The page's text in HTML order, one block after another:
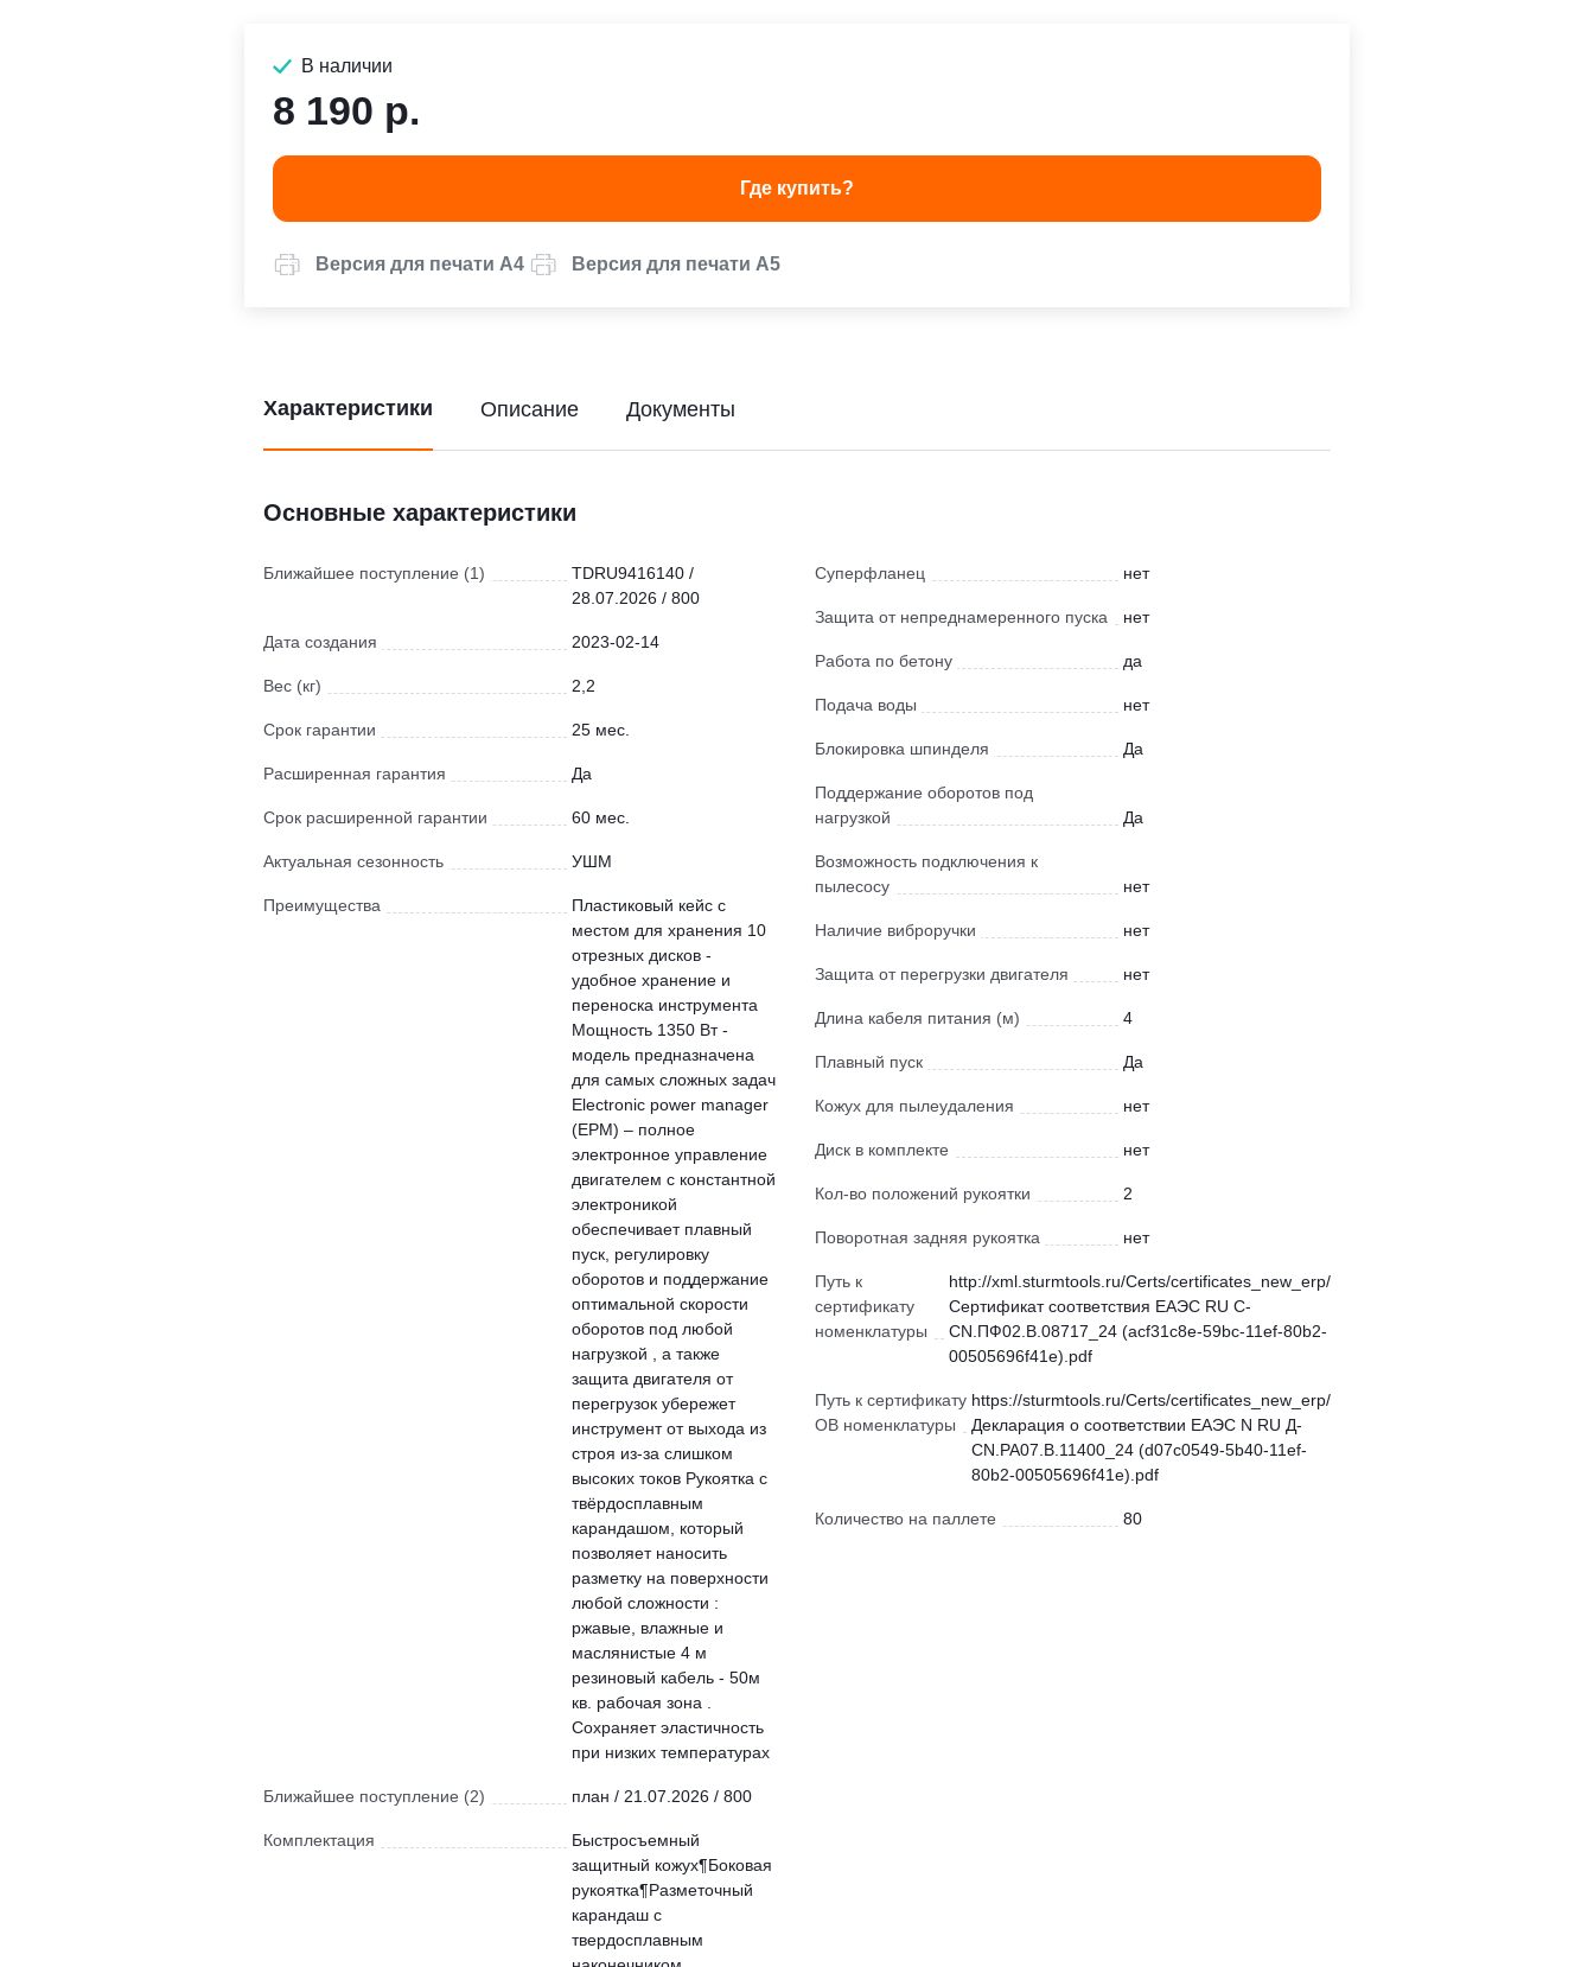
В наличии
8 190 р.
Где купить?
Версия для печати А4 Версия для печати А5
Характеристики
Основные характеристики
Ближайшее поступление (1)
TDRU9416140 /
28.07.2026 / 800
Дата создания 2023-02-14
Вес (кг) 2,2
Срок гарантии 25 мес.
Расширенная гарантия Да
Срок расширенной гарантии 60 мес.
Актуальная сезонность УШМ
Преимущества
Пластиковый кейс с
местом для хранения 10
отрезных дисков -
удобное хранение и
переноска инструмента
Мощность 1350 Вт -
модель предназначена
для самых сложных задач
Electronic power manager
(ЕРМ) – полное
электронное управление
двигателем с константной
электроникой
обеспечивает плавный
пуск, регулировку
оборотов и поддержание
оптимальной скорости
оборотов под любой
нагрузкой , а также
защита двигателя от
перегрузок убережет
инструмент от выхода из
строя из-за слишком
высоких токов Рукоятка с
твёрдосплавным
карандашом, который
позволяет наносить
разметку на поверхности
любой сложности :
ржавые, влажные и
маслянистые 4 м
резиновый кабель - 50м
кв. рабочая зона .
Сохраняет эластичность
при низких температурах
Ближайшее поступление (2) план / 21.07.2026 / 800
Комплектация
Быстросъемный
защитный кожух¶Боковая
рукоятка¶Разметочный
карандаш с
твердосплавным
Суперфланец нет
Защита от непреднамеренного пуска нет
Работа по бетону да
Подача воды нет
Блокировка шпинделя Да
Поддержание оборотов под
нагрузкой
Да
Возможность подключения к
пылесосу
нет
Наличие виброручки нет
Защита от перегрузки двигателя нет
Длина кабеля питания (м) 4
Плавный пуск Да
Кожух для пылеудаления нет
Диск в комплекте нет
Кол-во положений рукоятки 2
Поворотная задняя рукоятка нет
Путь к
сертификату
номенклатуры
http://xml.sturmtools.ru/Certs/certificates_new_erp/
Сертификат соответствия ЕАЭС RU С-
CN.ПФ02.В.08717_24 (acf31c8e-59bc-11ef-80b2-
00505696f41e).pdf
Путь к сертификату
ОВ номенклатуры
https://sturmtools.ru/Certs/certificates_new_erp/
Декларация о соответствии ЕАЭС N RU Д-
CN.РА07.В.11400_24 (d07c0549-5b40-11ef-
80b2-00505696f41e).pdf
Количество на паллете 80
Описание Документы